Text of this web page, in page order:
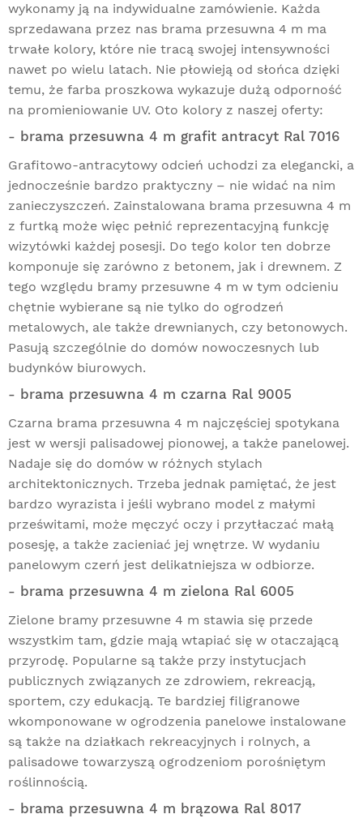
wykonamy ją na indywidualne zamówienie. Każda
sprzedawana przez nas brama przesuwna 4 m ma
trwałe kolory, które nie tracą swojej intensywności
nawet po wielu latach. Nie płowieją od słońca dzięki
temu, że farba proszkowa wykazuje dużą odporność
na promieniowanie UV. Oto kolory z naszej oferty:
- brama przesuwna 4 m grafit antracyt Ral 7016
Grafitowo-antracytowy odcień uchodzi za elegancki, a
jednocześnie bardzo praktyczny – nie widać na nim
zanieczyszczeń. Zainstalowana brama przesuwna 4 m
z furtką może więc pełnić reprezentacyjną funkcję
wizytówki każdej posesji. Do tego kolor ten dobrze
komponuje się zarówno z betonem, jak i drewnem. Z
tego względu bramy przesuwne 4 m w tym odcieniu
chętnie wybierane są nie tylko do ogrodzeń
metalowych, ale także drewnianych, czy betonowych.
Pasują szczególnie do domów nowoczesnych lub
budynków biurowych.
- brama przesuwna 4 m czarna Ral 9005
Czarna brama przesuwna 4 m najczęściej spotykana
jest w wersji palisadowej pionowej, a także panelowej.
Nadaje się do domów w różnych stylach
architektonicznych. Trzeba jednak pamiętać, że jest
bardzo wyrazista i jeśli wybrano model z małymi
prześwitami, może męczyć oczy i przytłaczać małą
posesję, a także zacieniać jej wnętrze. W wydaniu
panelowym czerń jest delikatniejsza w odbiorze.
- brama przesuwna 4 m zielona Ral 6005
Zielone bramy przesuwne 4 m stawia się przede
wszystkim tam, gdzie mają wtapiać się w otaczającą
przyrodę. Popularne są także przy instytucjach
publicznych związanych ze zdrowiem, rekreacją,
sportem, czy edukacją. Te bardziej filigranowe
wkomponowane w ogrodzenia panelowe instalowane
są także na działkach rekreacyjnych i rolnych, a
palisadowe towarzyszą ogrodzeniom porośniętym
roślinnością.
- brama przesuwna 4 m brązowa Ral 8017